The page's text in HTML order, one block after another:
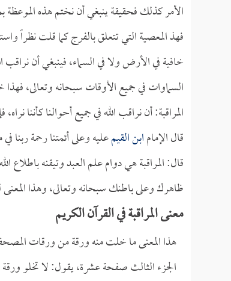
الأمر كذلك فحقيقة ينبغي أن نختم هذه الموعظة
فهذ المعصية التي تتعلق بالفرج كما قلت نظراً
خافية في الأرض ولا في السماء، فينبغي أن
السماوات في جميع الأوقات سبحانه وتعالى،
المراقبة: أن نراقب الله في جميع أحوالنا كأننا
قال الإمامابن القيمعليه وعلى أئمتنا رحمة ربنا
قال: المراقبة هي دوام علم العبد وتيقنه باطلاع
ظاهرك وعلى باطنك سبحانه وتعالى، وهذا
معنى المراقبة في القرآن الكريم
هذا المعنى ما خلت منه ورقة من ورقات
الجزء الثالث صفحة عشرة، يقول: لا تخلو